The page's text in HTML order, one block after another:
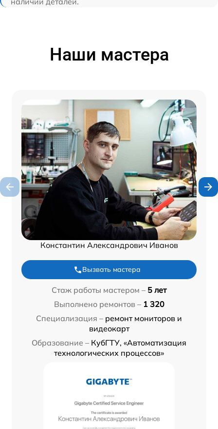
Наши мастера
Константин Александрович Иванов
Вызвать мастера
Стаж работы мастером – 5 лет
Выполнено ремонтов – 1 320
Специализация – ремонт мониторов и
видеокарт
Образование – КубГТУ, «Автоматизация
технологических процессов»